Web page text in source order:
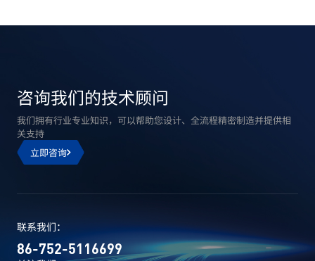
咨询我们的技术顾问
我们拥有行业专业知识，可以帮助您设计、全流程精密制造并提供相
关支持
立即咨询
联系我们：
86-752-5116699